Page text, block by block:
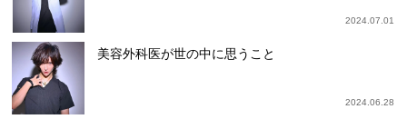
2024.07.01
美容外科医が世の中に思うこと
2024.06.28